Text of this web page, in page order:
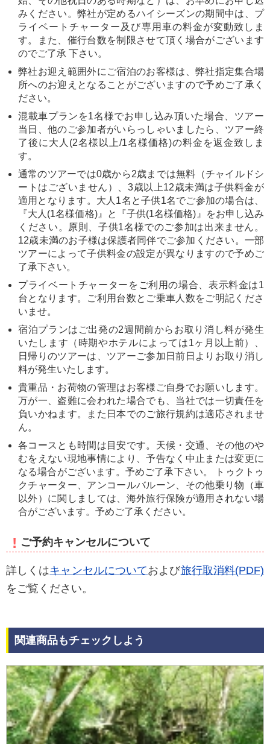
みください。弊社が定めるハイシーズンの期間中は、プ
ライベートチャーター及び専用車の料金が変動致しま
す。また、催行台数を制限させて頂く場合がございます
のでご了承 下さい。
弊社お迎え範囲外にご宿泊のお客様は、弊社指定集合場
所へのお迎えとなることがございますので予めご了承く
ださい。
混載車プランを1名様でお申し込み頂いた場合、ツアー
当日、他のご参加者がいらっしゃいましたら、ツアー終
了後に大人(2名様以上/1名様価格)の料金を返金致しま
す。
通常のツアーでは0歳から2歳までは無料（チャイルドシ
ートはございません）、3歳以上12歳未満は子供料金が
適用となります。大人1名と子供1名でご参加の場合は、
『大人(1名様価格)』と『子供(1名様価格)』をお申し込み
ください。原則、子供1名様でのご参加は出来ません。
12歳未満のお子様は保護者同伴でご参加ください。一部
ツアーによって子供料金の設定が異なりますので予めご
了承下さい。
プライベートチャーターをご利用の場合、表示料金は1
台となります。ご利用台数とご乗車人数をご明記くださ
いませ。
宿泊プランはご出発の2週間前からお取り消し料が発生
いたします（時期やホテルによっては1ヶ月以上前）、
日帰りのツアーは、ツアーご参加日前日よりお取り消し
料が発生いたします。
貴重品・お荷物の管理はお客様ご自身でお願いします。
万が一、盗難に会われた場合でも、当社では一切責任を
負いかねます。また日本でのご旅行規約は適応されませ
ん。
各コースとも時間は目安です。天候・交通、その他のや
むをえない現地事情により、予告なく中止または変更に
なる場合がございます。予めご了承下さい。 トゥクトゥ
クチャーター、アンコールバルーン、その他乗り物（車
以外）に関しましては、海外旅行保険が適用されない場
合がございます。予めご了承ください。
! ご予約キャンセルについて
詳しくはキャンセルについておよび旅行取消料(PDF)
をご覧ください。
関連商品もチェックしよう